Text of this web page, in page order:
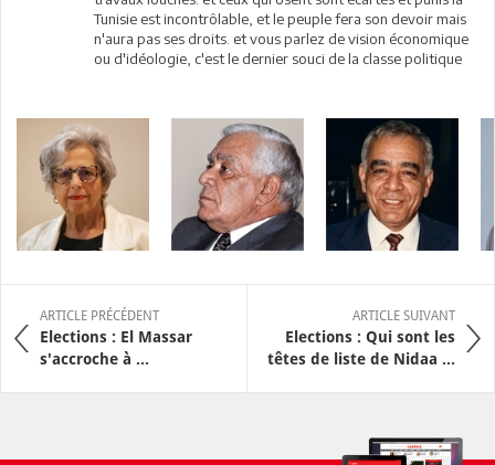
Tunisie est incontrôlable, et le peuple fera son devoir mais
n'aura pas ses droits. et vous parlez de vision économique
ou d'idéologie, c'est le dernier souci de la classe politique
ARTICLE PRÉCÉDENT
Elections : El Massar
s'accroche à ...
ARTICLE SUIVANT
Elections : Qui sont les
têtes de liste de Nidaa ...